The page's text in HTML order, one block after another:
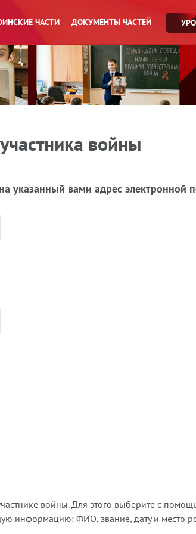
ЧАСТИ ДОКУМЕНТЫ ЧАСТЕЙ
войны
указанный вами адрес электронной
войны. Для этого выберите с
информацию: ФИО, звание, дату и место